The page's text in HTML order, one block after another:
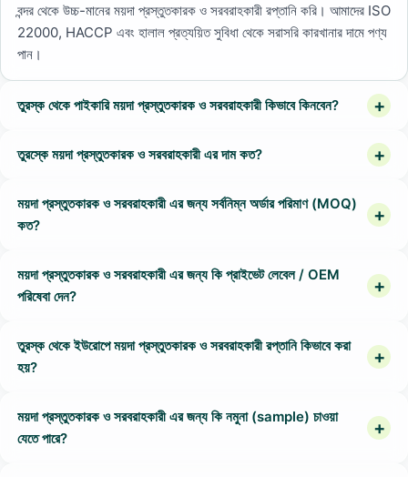
বন্দর থেকে উচ্চ-মানের ময়দা প্রস্তুতকারক ও সরবরাহকারী রপ্তানি করি। আমাদের ISO
22000, HACCP এবং হালাল প্রত্যয়িত সুবিধা থেকে সরাসরি কারখানার দামে পণ্য
পান।
তুরস্ক থেকে পাইকারি ময়দা প্রস্তুতকারক ও সরবরাহকারী কিভাবে কিনবেন?
তুরস্কে ময়দা প্রস্তুতকারক ও সরবরাহকারী এর দাম কত?
ময়দা প্রস্তুতকারক ও সরবরাহকারী এর জন্য সর্বনিম্ন অর্ডার পরিমাণ (MOQ)
কত?
ময়দা প্রস্তুতকারক ও সরবরাহকারী এর জন্য কি প্রাইভেট লেবেল / OEM
পরিষেবা দেন?
তুরস্ক থেকে ইউরোপে ময়দা প্রস্তুতকারক ও সরবরাহকারী রপ্তানি কিভাবে করা
হয়?
ময়দা প্রস্তুতকারক ও সরবরাহকারী এর জন্য কি নমুনা (sample) চাওয়া
যেতে পারে?